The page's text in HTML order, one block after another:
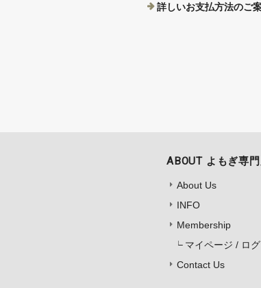
詳しいお支払方法のご
ABOUT よもぎ専
About Us
INFO
Membership
マイページ / ロ
Contact Us